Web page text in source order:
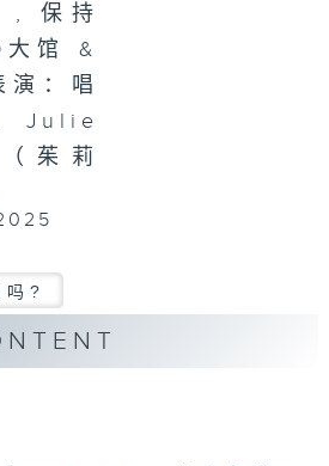
, 保持
大馆 &
演：唱
Julie
茱莉
吗?